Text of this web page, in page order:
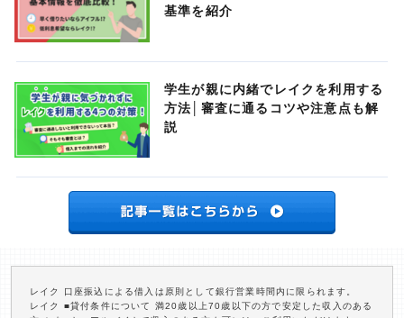
基準を紹介
学生が親に内緒でレイクを利用する
方法│審査に通るコツや注意点も解
説
レイク 口座振込による借入は原則として銀行営業時間内に限られます。
レイク ■貸付条件について 満20歳以上70歳以下の方で安定した収入のある